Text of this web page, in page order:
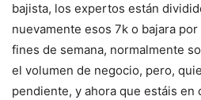
bajista, los expertos están
nuevamente esos 7k o bajara
fines de semana, normalmente
el volumen de negocio, pero,
pendiente, y ahora que estáis en